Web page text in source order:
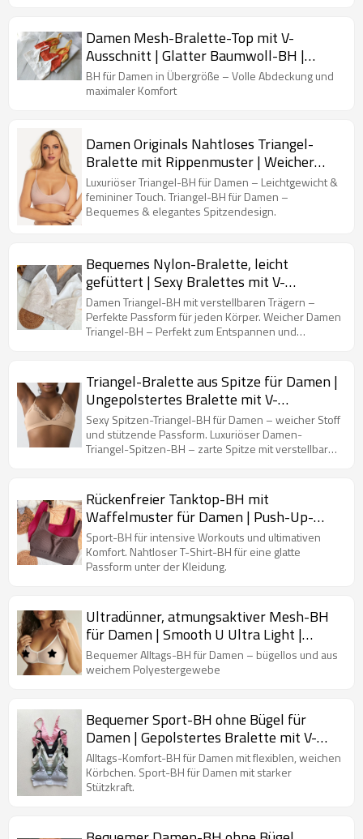
Damen Mesh-Bralette-Top mit V-
Ausschnitt | Glatter Baumwoll-BH |
Ultraweiche, flexible und unsichtbare
Unterwäsche
BH für Damen in Übergröße – Volle Abdeckung und
maximaler Komfort
Damen Originals Nahtloses Triangel-
Bralette mit Rippenmuster | Weicher
gerippter BH mit V-Ausschnitt |
Comfortflex-Passform
Luxuriöser Triangel-BH für Damen – Leichtgewicht &
femininer Touch. Triangel-BH für Damen –
Bequemes & elegantes Spitzendesign.
Bequemes Nylon-Bralette, leicht
gefüttert | Sexy Bralettes mit V-
Ausschnitt für Damen |
Schnelltrocknendes, elastisch
gepolstertes Fitnessstudio
Damen Triangel-BH mit verstellbaren Trägern –
Perfekte Passform für jeden Körper. Weicher Damen
Triangel-BH – Perfekt zum Entspannen und
Triangel-Bralette aus Spitze für Damen |
Ungepolstertes Bralette mit V-
Ausschnitt | Longline-BH aus Spitze mit
purem Komfort
Sexy Spitzen-Triangel-BH für Damen – weicher Stoff
und stützende Passform. Luxuriöser Damen-
Triangel-Spitzen-BH – zarte Spitze mit verstellbaren
Rückenfreier Tanktop-BH mit
Waffelmuster für Damen | Push-Up-
Sport | Quadratischer Ausschnitt,
Kompression, hohe Belastung
Sport-BH für intensive Workouts und ultimativen
Komfort. Nahtloser T-Shirt-BH für eine glatte
Passform unter der Kleidung.
Ultradünner, atmungsaktiver Mesh-BH
für Damen | Smooth U Ultra Light |
Bügel-BH für Damen
Bequemer Alltags-BH für Damen – bügellos und aus
weichem Polyestergewebe
Bequemer Sport-BH ohne Bügel für
Damen | Gepolstertes Bralette mit V-
Ausschnitt | Sport-BH mit verstellbaren
Trägern
Alltags-Komfort-BH für Damen mit flexiblen, weichen
Körbchen. Sport-BH für Damen mit starker
Stützkraft.